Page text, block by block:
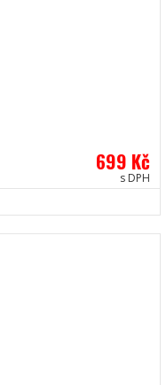
699 Kč
s DPH